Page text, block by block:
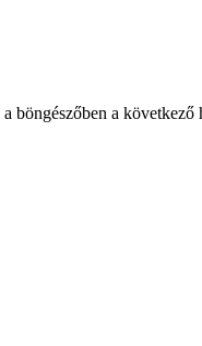
böngészőben a következő